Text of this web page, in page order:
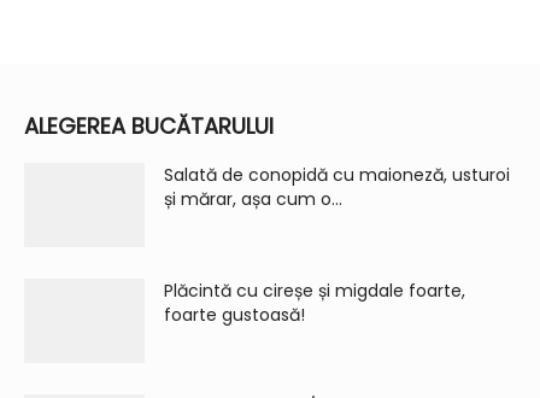
ALEGEREA BUCĂTARULUI
Salată de conopidă cu maioneză, usturoi
și mărar, așa cum o...
Plăcintă cu cireșe și migdale foarte,
foarte gustoasă!